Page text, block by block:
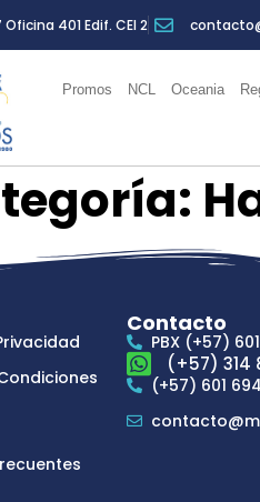
401 Edif. CEI 2
Promos NCL Oceania
Contacto
PBX (+57)
(+57) 314
(+57) 601